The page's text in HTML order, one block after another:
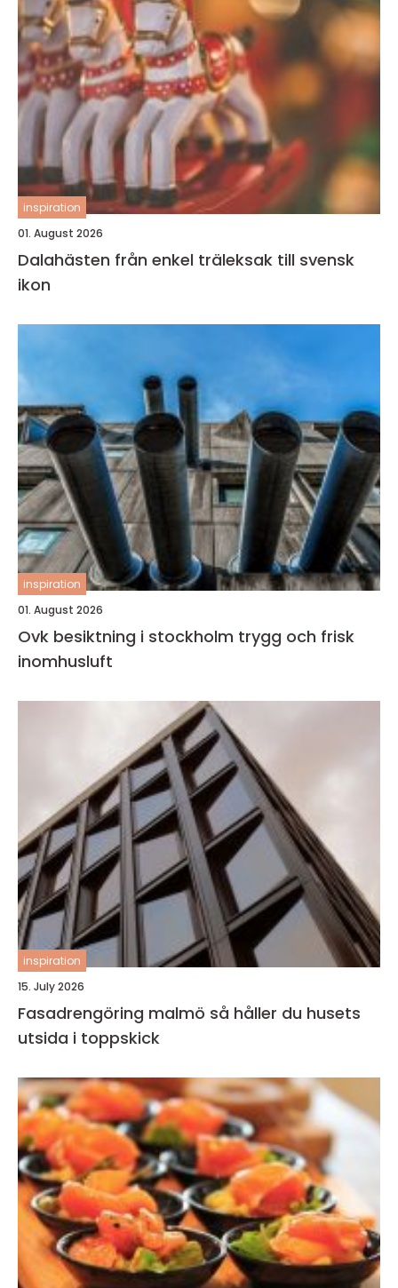
inspiration
01. August 2026
Dalahästen från enkel träleksak till svensk
ikon
inspiration
01. August 2026
Ovk besiktning i stockholm trygg och frisk
inomhusluft
inspiration
15. July 2026
Fasadrengöring malmö så håller du husets
utsida i toppskick